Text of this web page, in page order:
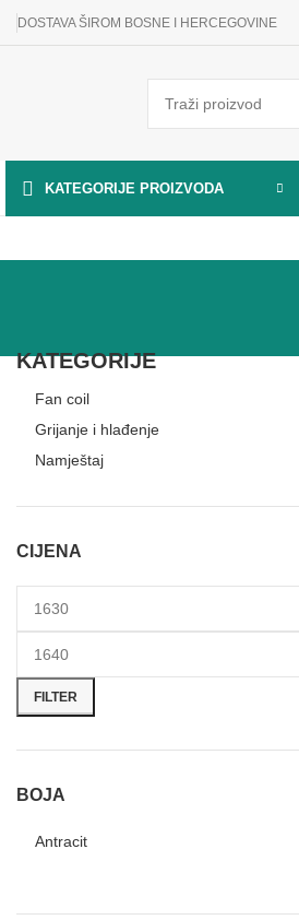
DOSTAVA ŠIROM BOSNE I HERCEGOVINE
KATEGORIJE PROIZVODA
KATEGORIJE
Fan coil
Grijanje i hlađenje
Namještaj
CIJENA
FILTER
BOJA
Antracit